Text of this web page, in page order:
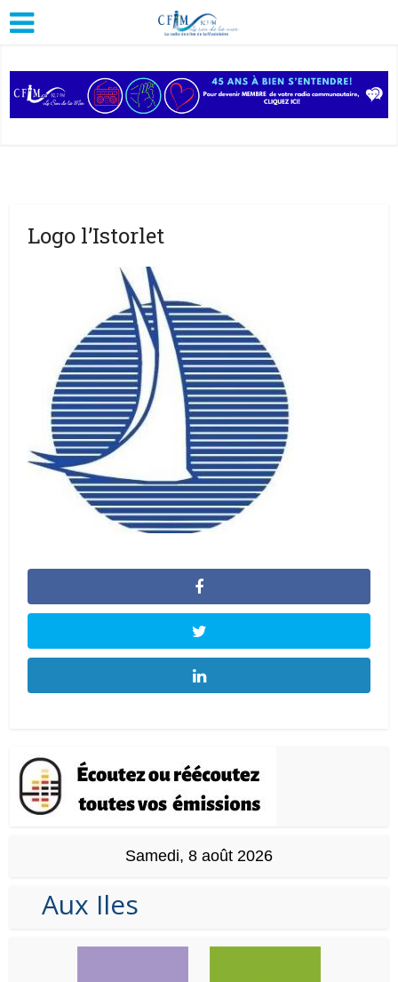
Logo l’Istorlet
Samedi, 8 août 2026
Aux Iles